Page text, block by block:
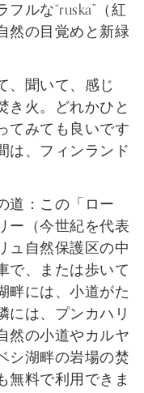
ルな“ruska”（紅
然の目覚めと新緑
、聞いて、感じ
き火。どれかひと
てみても良いです
は、フィンランド
道：この「ロー
ー（今世紀を代表
ュ自然保護区の中
で、または歩いて
畔には、小道がた
には、プンカハリ
然の小道やカルヤ
シ湖畔の岩場の焚
無料で利用できま